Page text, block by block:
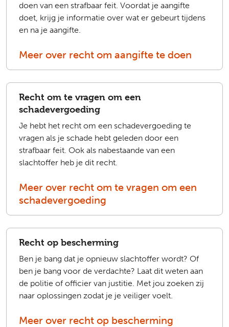
doen van een strafbaar feit. Voordat je aangifte
doet, krijg je informatie over wat er gebeurt tijdens
en na je aangifte.
Meer over recht om aangifte te doen
Recht om te vragen om een
schadevergoeding
Je hebt het recht om een schadevergoeding te
vragen als je schade hebt geleden door een
strafbaar feit. Ook als nabestaande van een
slachtoffer heb je dit recht.
Meer over recht om te vragen om een
schadevergoeding
Recht op bescherming
Ben je bang dat je opnieuw slachtoffer wordt? Of
ben je bang voor de verdachte? Laat dit weten aan
de politie of officier van justitie. Met jou zoeken zij
naar oplossingen zodat je je veiliger voelt.
Meer over recht op bescherming